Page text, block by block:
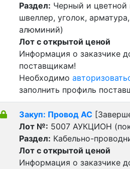
Раздел: Черный и цветной
швеллер, уголок,
алюминий)
Лот с открытой ценой
Информация о заказчике
поставщикам!
Необходимо
заполнить профиль
Закуп: Провод АС
Лот №: 5007 АУКЦИОН
Раздел: Кабельно-
Лот с открытой ценой
Информация о заказчике